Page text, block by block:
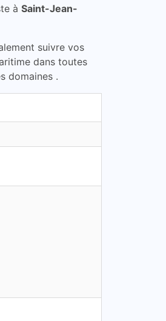
à Saint-Jean-
suivre vos
dans toutes
domaines .